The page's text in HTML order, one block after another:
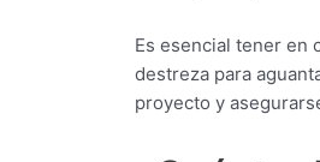
Es esencial tener en
destreza para
proyecto y